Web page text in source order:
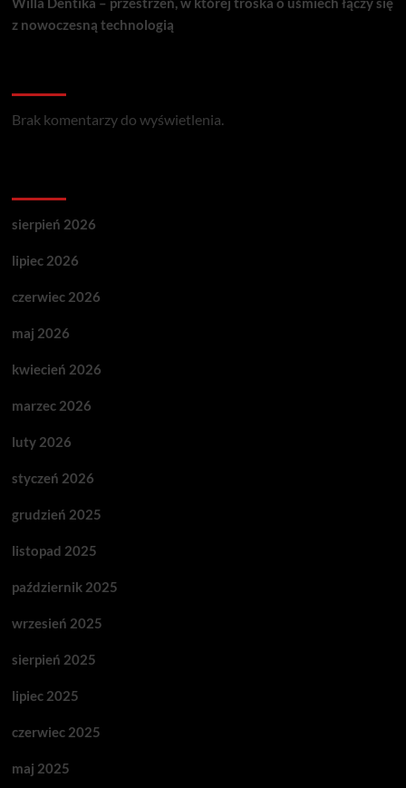
z nowoczesną technologią
Brak komentarzy do wyświetlenia.
sierpień 2026
lipiec 2026
czerwiec 2026
maj 2026
kwiecień 2026
marzec 2026
luty 2026
styczeń 2026
grudzień 2025
listopad 2025
październik 2025
wrzesień 2025
sierpień 2025
lipiec 2025
czerwiec 2025
maj 2025